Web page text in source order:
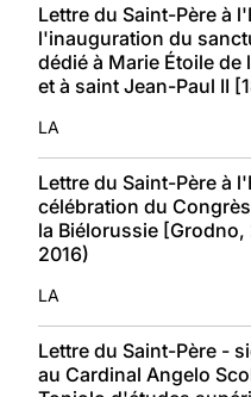
Lettre du Saint-Père à
l'inauguration du
dédié à Marie Étoile
et à saint Jean-Paul II
LA
Lettre du Saint-Père à
célébration du
la Biélorussie
2016)
LA
Lettre du Saint-Père -
au Cardinal Angelo